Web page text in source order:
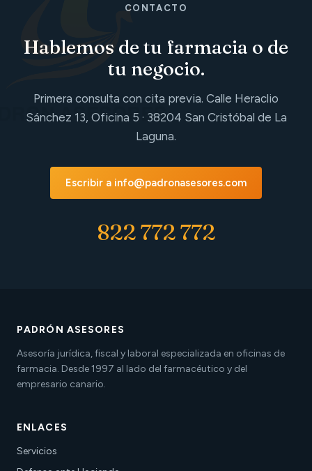
CONTACTO
Hablemos de tu farmacia o de
tu negocio.
Primera consulta con cita previa. Calle Heraclio
Sánchez 13, Oficina 5 · 38204 San Cristóbal de La
Laguna.
Escribir a info@padronasesores.com
822 772 772
PADRÓN ASESORES
Asesoría jurídica, fiscal y laboral especializada en oficinas de
farmacia. Desde 1997 al lado del farmacéutico y del
empresario canario.
ENLACES
Servicios